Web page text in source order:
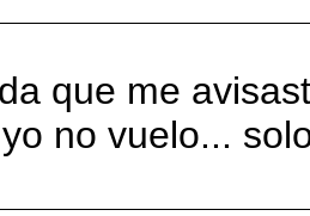
que me
no vuelo...